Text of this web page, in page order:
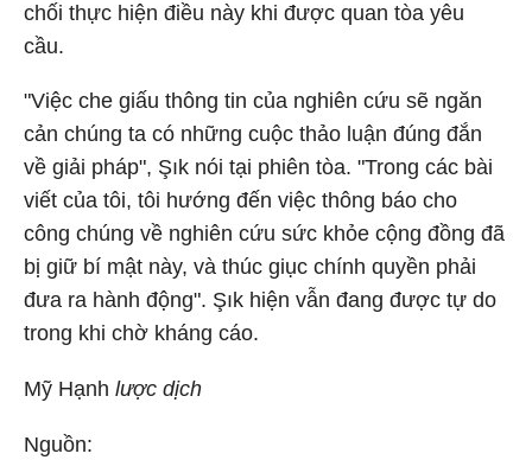
chối thực hiện điều này khi được quan tòa yêu
cầu.
"Việc che giấu thông tin của nghiên cứu sẽ ngăn
cản chúng ta có những cuộc thảo luận đúng đắn
về giải pháp", Şık nói tại phiên tòa. "Trong các bài
viết của tôi, tôi hướng đến việc thông báo cho
công chúng về nghiên cứu sức khỏe cộng đồng đã
bị giữ bí mật này, và thúc giục chính quyền phải
đưa ra hành động". Şık hiện vẫn đang được tự do
trong khi chờ kháng cáo.
Mỹ Hạnh lược dịch
Nguồn: